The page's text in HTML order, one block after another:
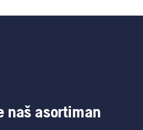
naš asortiman